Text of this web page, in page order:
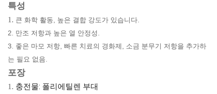
특성
1. 큰 화학 활동, 높은 결합 강도가 있습니다.
2. 만조 저항과 높은 열 안정성.
3. 좋은 마모 저항, 빠른 치료의 경화제, 소금 분무기 저항을 추가하
는 필요 없음.
포장
1. 충전물: 폴리에틸렌 부대